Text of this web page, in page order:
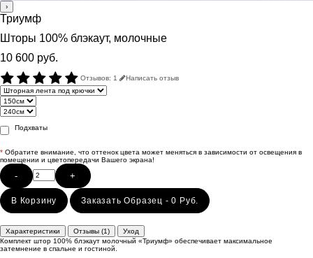
›
Триумф
Шторы 100% блэкаут, молочные
10 600 руб.
Отзывов: 1 Написать отзыв
Подхваты
* Обратите внимание, что оттенок цвета может меняться в зависимости от освещения в
помещении и цветопередачи Вашего экрана!
- +
В Корзину Заказать Образец - 0 Руб.
Характеристики Отзывы (1)
Уход
Комплект штор 100% блэкаут молочный «Триумф» обеспечивает максимальное
затемнение в спальне и гостиной.